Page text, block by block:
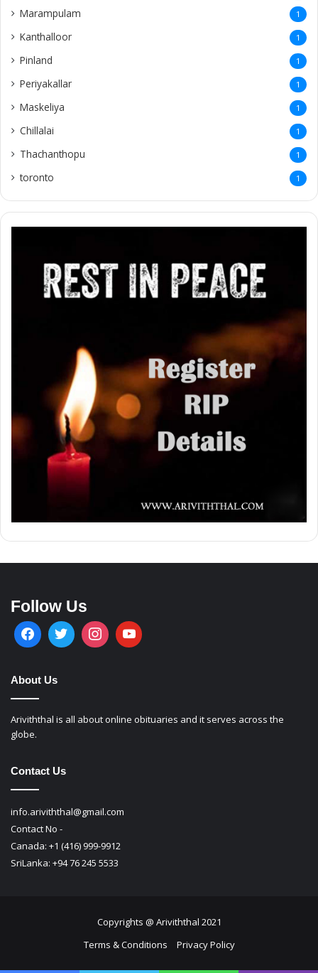
Marampulam 1
Kanthalloor 1
Pinland 1
Periyakallar 1
Maskeliya 1
Chillalai 1
Thachanthopu 1
toronto 1
Follow Us
About Us
Ariviththal is all about online obituaries and it serves across the
globe.
Contact Us
info.ariviththal@gmail.com
Contact No -
Canada: +1 (416) 999-9912
SriLanka: +94 76 245 5533
Copyrights @ Ariviththal 2021
Terms & Conditions
Privacy Policy